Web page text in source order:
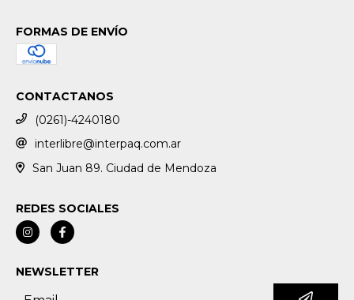
FORMAS DE ENVÍO
CONTACTANOS
(0261)-4240180
interlibre@interpaq.com.ar
San Juan 89. Ciudad de Mendoza
REDES SOCIALES
NEWSLETTER